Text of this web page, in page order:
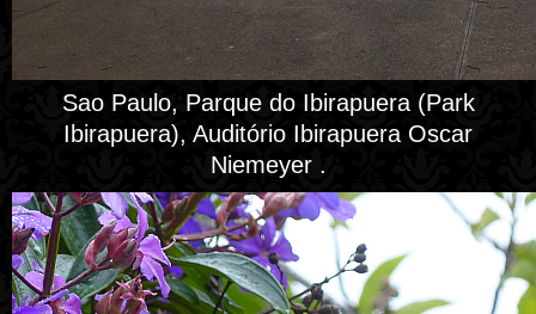
Sao Paulo, Parque do Ibirapuera (Park
Ibirapuera), Auditório Ibirapuera Oscar
Niemeyer .